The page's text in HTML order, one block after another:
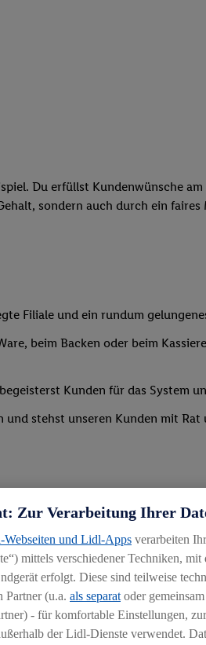
Du erfüllst Kundenwünsche
sondern auch durch ein
Filiale und ein rundum
beim Backen oder beim
Kunden für das System
stehst unseren Kunden mit Rat
Zur Verarbeitung Ihrer
Webseiten und Lidl-Apps verarbeiten
mittels verschiedener Techniken,
erfolgt. Diese sind teilweise
Partner (u.a. als separat oder
- für komfortable Einstellungen,
der Lidl-Dienste verwendet.